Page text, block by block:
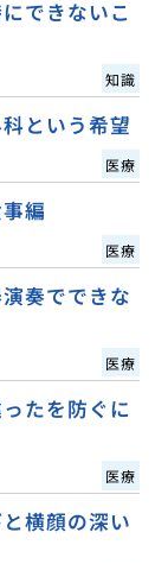
できないこ
知識
という希望
医療
編
医療
奏でできな
医療
たを防ぐに
医療
横顔の深い